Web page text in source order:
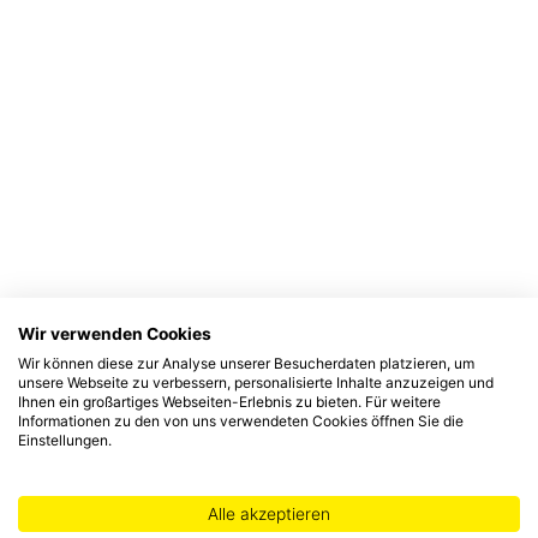
Wir verwenden Cookies
Wir können diese zur Analyse unserer Besucherdaten platzieren, um
unsere Webseite zu verbessern, personalisierte Inhalte anzuzeigen und
Ihnen ein großartiges Webseiten-Erlebnis zu bieten. Für weitere
Informationen zu den von uns verwendeten Cookies öffnen Sie die
Einstellungen.
Alle akzeptieren